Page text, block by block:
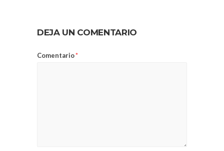
DEJA UN COMENTARIO
Comentario*